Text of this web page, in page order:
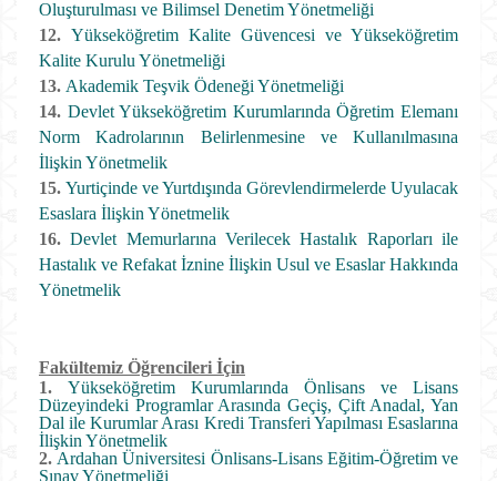
Oluşturulması ve Bilimsel Denetim Yönetmeliği
12. Yükseköğretim Kalite Güvencesi ve Yükseköğretim
Kalite Kurulu Yönetmeliği
13. Akademik Teşvik Ödeneği Yönetmeliği
14. Devlet Yükseköğretim Kurumlarında Öğretim Elemanı
Norm Kadrolarının Belirlenmesine ve Kullanılmasına
İlişkin Yönetmelik
15. Yurtiçinde ve Yurtdışında Görevlendirmelerde Uyulacak
Esaslara İlişkin Yönetmelik
16.Devlet Memurlarına Verilecek Hastalık Raporları ile
Hastalık ve Refakat İznine İlişkin Usul ve Esaslar Hakkında
Yönetmelik
Fakültemiz Öğrencileri İçin
1.
Yükseköğretim Kurumlarında Önlisans ve Lisans
Düzeyindeki Programlar Arasında Geçiş, Çift Anadal, Yan
Dal ile Kurumlar Arası Kredi Transferi Yapılması Esaslarına
İlişkin Yönetmelik
2. Ardahan Üniversitesi Önlisans-Lisans Eğitim-Öğretim ve
Sınav Yönetmeliği